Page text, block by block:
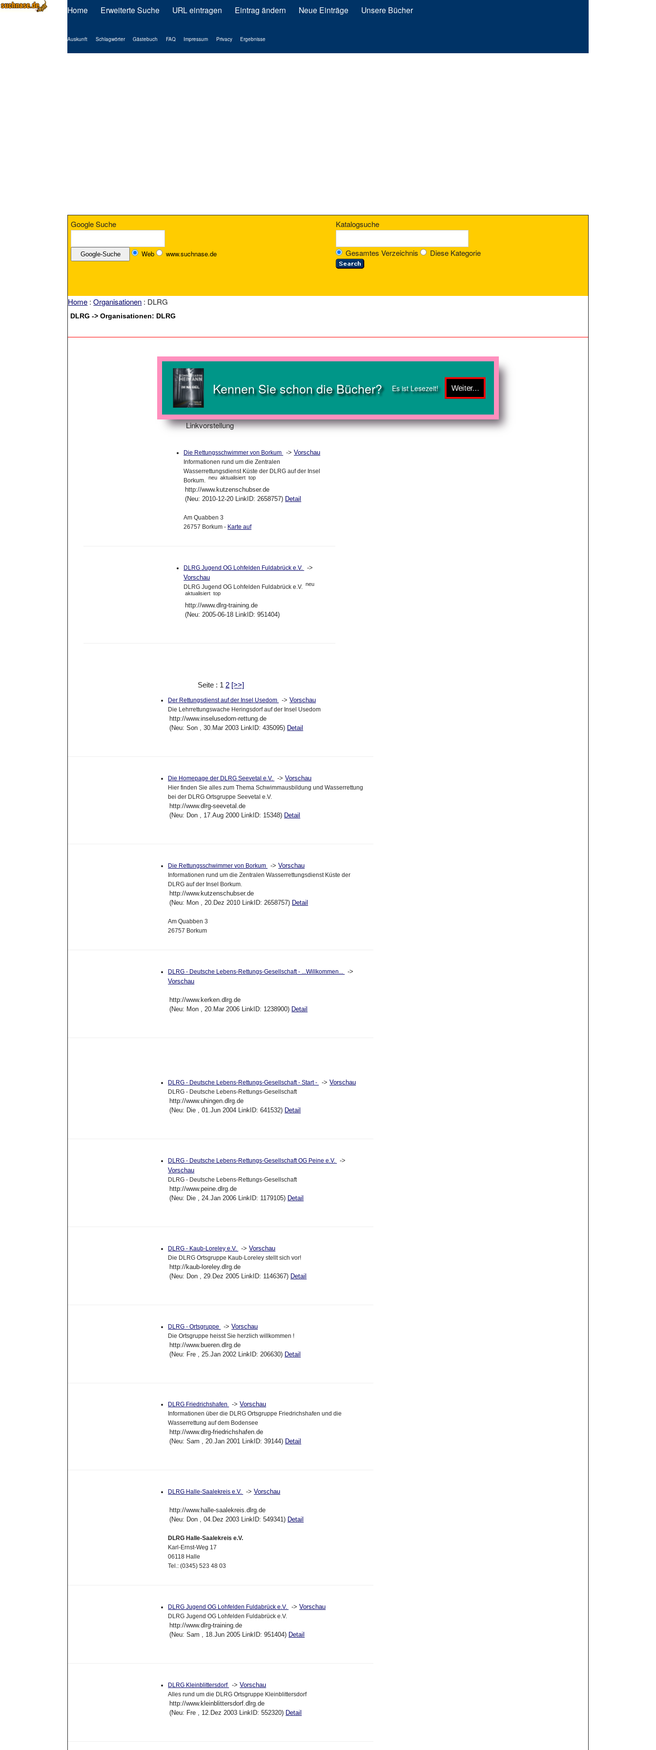
Home Erweiterte Suche URL eintragen Eintrag ändern Neue Einträge Unsere Bücher
Auskunft Schlagwörter Gästebuch FAQ Impressum Privacy Ergebnisse
Google Suche
Web www.suchnase.de
Katalogsuche
Gesamtes Verzeichnis Diese Kategorie
Home :Organisationen : DLRG
DLRG -> Organisationen: DLRG
Kennen Sie schon die Bücher? Es ist Lesezeit!
Linkvorstellung
Die Rettungsschwimmer von Borkum ->Vorschau
Informationen rund um die Zentralen
Wasserrettungsdienst Küste der DLRG auf der Insel
Borkum. neu aktualisiert top
http://www.kutzenschubser.de
(Neu: 2010-12-20 LinkID: 2658757) Detail
Am Quabben 3
26757 Borkum - Karte auf
DLRG Jugend OG Lohfelden Fuldabrück e.V.
->
Vorschau
DLRG Jugend OG Lohfelden Fuldabrück e.V. neu
aktualisiert top
http://www.dlrg-training.de
(Neu: 2005-06-18 LinkID: 951404)
Seite : 1 2 [>>]
Der Rettungsdienst auf der Insel Usedom ->Vorschau
Die Lehrrettungswache Heringsdorf auf der Insel Usedom
http://www.inselusedom-rettung.de
(Neu: Son , 30.Mar 2003 LinkID: 435095) Detail
Die Homepage der DLRG Seevetal e.V. ->Vorschau
Hier finden Sie alles zum Thema Schwimmausbildung und Wasserrettung
bei der DLRG Ortsgruppe Seevetal e.V.
http://www.dlrg-seevetal.de
(Neu: Don , 17.Aug 2000 LinkID: 15348) Detail
Die Rettungsschwimmer von Borkum ->Vorschau
Informationen rund um die Zentralen Wasserrettungsdienst Küste der
DLRG auf der Insel Borkum.
http://www.kutzenschubser.de
(Neu: Mon , 20.Dez 2010 LinkID: 2658757) Detail
Am Quabben 3
26757 Borkum
DLRG - Deutsche Lebens-Rettungs-Gesellschaft - ...Willkommen...
->
Vorschau
http://www.kerken.dlrg.de
(Neu: Mon , 20.Mar 2006 LinkID: 1238900) Detail
DLRG - Deutsche Lebens-Rettungs-Gesellschaft - Start - ->Vorschau
DLRG - Deutsche Lebens-Rettungs-Gesellschaft
http://www.uhingen.dlrg.de
(Neu: Die , 01.Jun 2004 LinkID: 641532) Detail
DLRG - Deutsche Lebens-Rettungs-Gesellschaft OG Peine e.V.
->
Vorschau
DLRG - Deutsche Lebens-Rettungs-Gesellschaft
http://www.peine.dlrg.de
(Neu: Die , 24.Jan 2006 LinkID: 1179105) Detail
DLRG - Kaub-Loreley e.V. ->Vorschau
Die DLRG Ortsgruppe Kaub-Loreley stellt sich vor!
http://kaub-loreley.dlrg.de
(Neu: Don , 29.Dez 2005 LinkID: 1146367) Detail
DLRG - Ortsgruppe ->Vorschau
Die Ortsgruppe heisst Sie herzlich willkommen !
http://www.bueren.dlrg.de
(Neu: Fre , 25.Jan 2002 LinkID: 206630) Detail
DLRG Friedrichshafen ->Vorschau
Informationen über die DLRG Ortsgruppe Friedrichshafen und die
Wasserrettung auf dem Bodensee
http://www.dlrg-friedrichshafen.de
(Neu: Sam , 20.Jan 2001 LinkID: 39144) Detail
DLRG Halle-Saalekreis e.V. ->Vorschau
http://www.halle-saalekreis.dlrg.de
(Neu: Don , 04.Dez 2003 LinkID: 549341) Detail
DLRG Halle-Saalekreis e.V.
Karl-Ernst-Weg 17
06118 Halle
Tel.: (0345) 523 48 03
DLRG Jugend OG Lohfelden Fuldabrück e.V. ->Vorschau
DLRG Jugend OG Lohfelden Fuldabrück e.V.
http://www.dlrg-training.de
(Neu: Sam , 18.Jun 2005 LinkID: 951404) Detail
DLRG Kleinblittersdorf ->Vorschau
Alles rund um die DLRG Ortsgruppe Kleinblittersdorf
http://www.kleinblittersdorf.dlrg.de
(Neu: Fre , 12.Dez 2003 LinkID: 552320) Detail